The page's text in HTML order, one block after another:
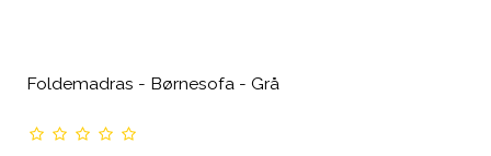
Foldemadras - Børnesofa - Grå